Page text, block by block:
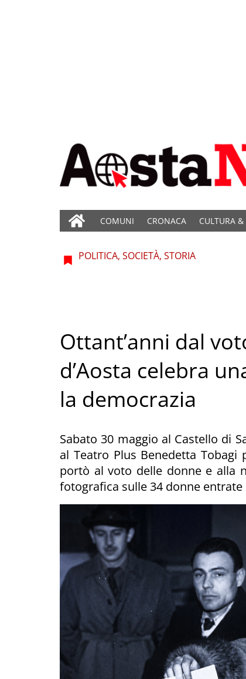
COMUNI CRONACA CULTURA &
POLITICA, SOCIETÀ, STORIA
Ottant’anni dal
d’Aosta celebra
la democrazia
Sabato 30 maggio al Castello di
al Teatro Plus Benedetta
portò al voto delle donne e alla
fotografica sulle 34 donne entrate